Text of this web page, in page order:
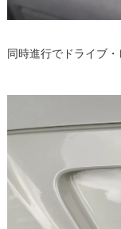
同時進行でドライブ・